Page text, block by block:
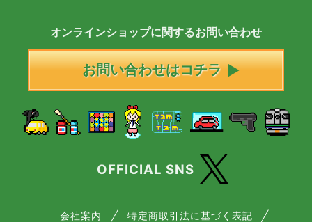
オンラインショップに関するお問い合わせ
お問い合わせはコチラ
OFFICIAL SNS
会社案内 特定商取引法に基づく表記